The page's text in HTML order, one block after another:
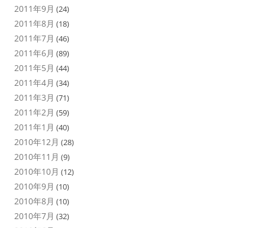
2011年9月 (24)
2011年8月 (18)
2011年7月 (46)
2011年6月 (89)
2011年5月 (44)
2011年4月 (34)
2011年3月 (71)
2011年2月 (59)
2011年1月 (40)
2010年12月 (28)
2010年11月 (9)
2010年10月 (12)
2010年9月 (10)
2010年8月 (10)
2010年7月 (32)